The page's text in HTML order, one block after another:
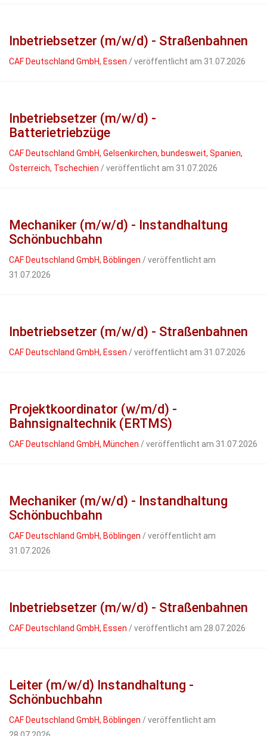
Inbetriebsetzer (m/w/d) - Straßenbahnen
CAF Deutschland GmbH, Essen / veröffentlicht am 31.07.2026
Inbetriebsetzer (m/w/d) -
Batterietriebzüge
CAF Deutschland GmbH, Gelsenkirchen, bundesweit, Spanien,
Österreich, Tschechien / veröffentlicht am 31.07.2026
Mechaniker (m/w/d) - Instandhaltung
Schönbuchbahn
CAF Deutschland GmbH, Böblingen / veröffentlicht am
31.07.2026
Inbetriebsetzer (m/w/d) - Straßenbahnen
CAF Deutschland GmbH, Essen / veröffentlicht am 31.07.2026
Projektkoordinator (w/m/d) -
Bahnsignaltechnik (ERTMS)
CAF Deutschland GmbH, München / veröffentlicht am 31.07.2026
Mechaniker (m/w/d) - Instandhaltung
Schönbuchbahn
CAF Deutschland GmbH, Böblingen / veröffentlicht am
31.07.2026
Inbetriebsetzer (m/w/d) - Straßenbahnen
CAF Deutschland GmbH, Essen / veröffentlicht am 28.07.2026
Leiter (m/w/d) Instandhaltung -
Schönbuchbahn
CAF Deutschland GmbH, Böblingen / veröffentlicht am